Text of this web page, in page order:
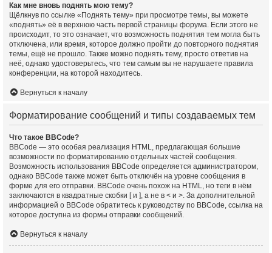
Как мне вновь поднять мою тему?
Щёлкнув по ссылке «Поднять тему» при просмотре темы, вы можете
«поднять» её в верхнюю часть первой страницы форума. Если этого не
происходит, то это означает, что возможность поднятия тем могла быть
отключена, или время, которое должно пройти до повторного поднятия
темы, ещё не прошло. Также можно поднять тему, просто ответив на
неё, однако удостоверьтесь, что тем самым вы не нарушаете правила
конференции, на которой находитесь.
Вернуться к началу
Форматирование сообщений и типы создаваемых тем
Что такое BBCode?
BBCode — это особая реализация HTML, предлагающая большие
возможности по форматированию отдельных частей сообщения.
Возможность использования BBCode определяется администратором,
однако BBCode также может быть отключён на уровне сообщения в
форме для его отправки. BBCode очень похож на HTML, но теги в нём
заключаются в квадратные скобки [ и ], а не в < и >. За дополнительной
информацией о BBCode обратитесь к руководству по BBCode, ссылка на
которое доступна из формы отправки сообщений.
Вернуться к началу